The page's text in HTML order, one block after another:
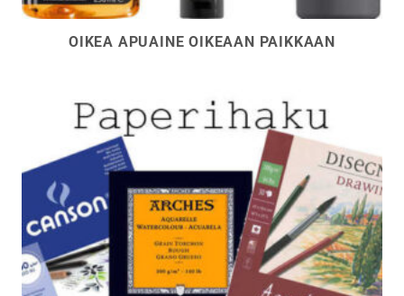
OIKEA APUAINE OIKEAAN PAIKKAAN